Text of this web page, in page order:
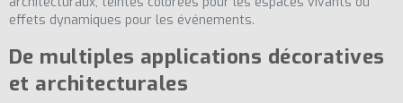
effets dynamiques pour les événements.
De multiples applications décoratives
et architecturales